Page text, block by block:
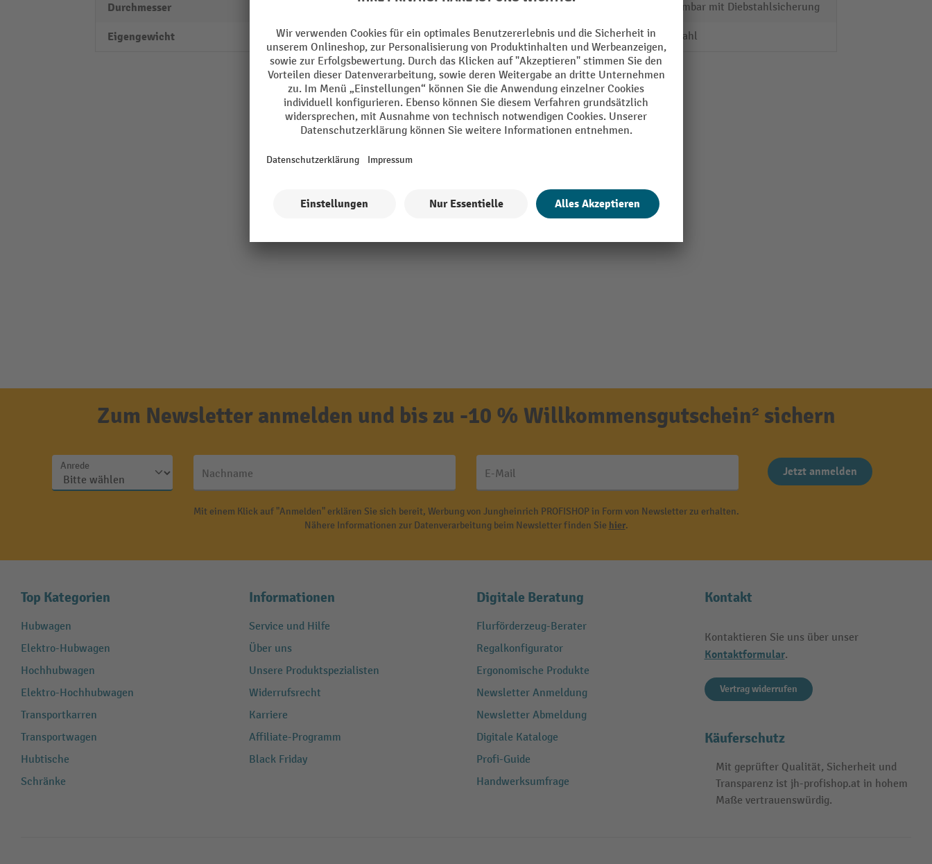
Durchmesser
Eigengewicht 2 kg
abnehmbar mit Diebstahlsicherung
Schutzdach Material Edelstahl
Alle technische Details anzeigen
Zum Newsletter anmelden und bis zu -10 % Willkommensgutschein² sichern
Anrede
Nachname E-Mail Jetzt anmelden
Mit einem Klick auf "Anmelden" erklären Sie sich bereit, Werbung von Jungheinrich PROFISHOP in Form von Newsletter zu erhalten.
Nähere Informationen zur Datenverarbeitung beim Newsletter finden Sie hier.
Top Kategorien
Hubwagen
Elektro-Hubwagen
Hochhubwagen
Elektro-Hochhubwagen
Transportkarren
Transportwagen
Hubtische
Schränke
Informationen
Service und Hilfe
Über uns
Unsere Produktspezialisten
Widerrufsrecht
Karriere
Affiliate-Programm
Black Friday
Digitale Beratung
Flurförderzeug-Berater
Regalkonfigurator
Ergonomische Produkte
Newsletter Anmeldung
Newsletter Abmeldung
Digitale Kataloge
Profi-Guide
Handwerksumfrage
Kontakt
Kontaktieren Sie uns über unser
Kontaktformular.
Vertrag widerrufen
Käuferschutz
Mit geprüfter Qualität, Sicherheit und
Transparenz ist jh-profishop.at in hohem
Maße vertrauenswürdig.